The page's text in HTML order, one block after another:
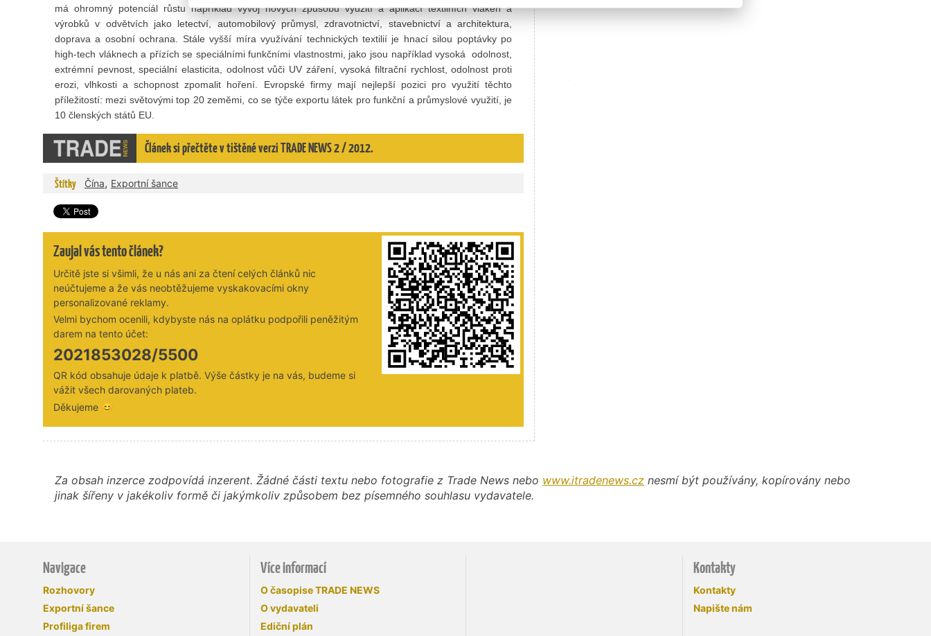
má ohromný potenciál růstu například vývoj nových způsobů využití a aplikací textilních vláken a
výrobků v odvětvích jako letectví, automobilový průmysl, zdravotnictví, stavebnictví a architektura,
doprava a osobní ochrana. Stále vyšší míra využívání technických textilií je hnací silou poptávky po
high-tech vláknech a přízích se speciálními funkčními vlastnostmi, jako jsou například vysoká odolnost,
extrémní pevnost, speciální elasticita, odolnost vůči UV záření, vysoká filtrační rychlost, odolnost proti
erozi, vlhkosti a schopnost zpomalit hoření. Evropské firmy mají nejlepší pozici pro využití těchto
příležitostí: mezi světovými top 20 zeměmi, co se týče exportu látek pro funkční a průmyslové využití, je
10 členských států EU.
Článek si přečtěte v tištěné verzi TRADE NEWS 2 / 2012.
Štítky Čína, Exportní šance
Zaujal vás tento článek?
Určitě jste si všimli, že u nás ani za čtení celých článků nic
neúčtujeme a že vás neobtěžujeme vyskakovacími okny
personalizované reklamy.
Velmi bychom ocenili, kdybyste nás na oplátku podpořili peněžitým
darem na tento účet:
2021853028/5500
QR kód obsahuje údaje k platbě. Výše částky je na vás, budeme si
vážit všech darovaných plateb.
Děkujeme 😊
Za obsah inzerce zodpovídá inzerent. Žádné části textu nebo fotografie z Trade News nebo www.itradenews.cz nesmí být používány, kopírovány nebo
jinak šířeny v jakékoliv formě či jakýmkoliv způsobem bez písemného souhlasu vydavatele.
Navigace
Rozhovory
Exportní šance
Profiliga firem
Více informací
O časopise TRADE NEWS
O vydavateli
Ediční plán
Kontakty
Kontakty
Napište nám